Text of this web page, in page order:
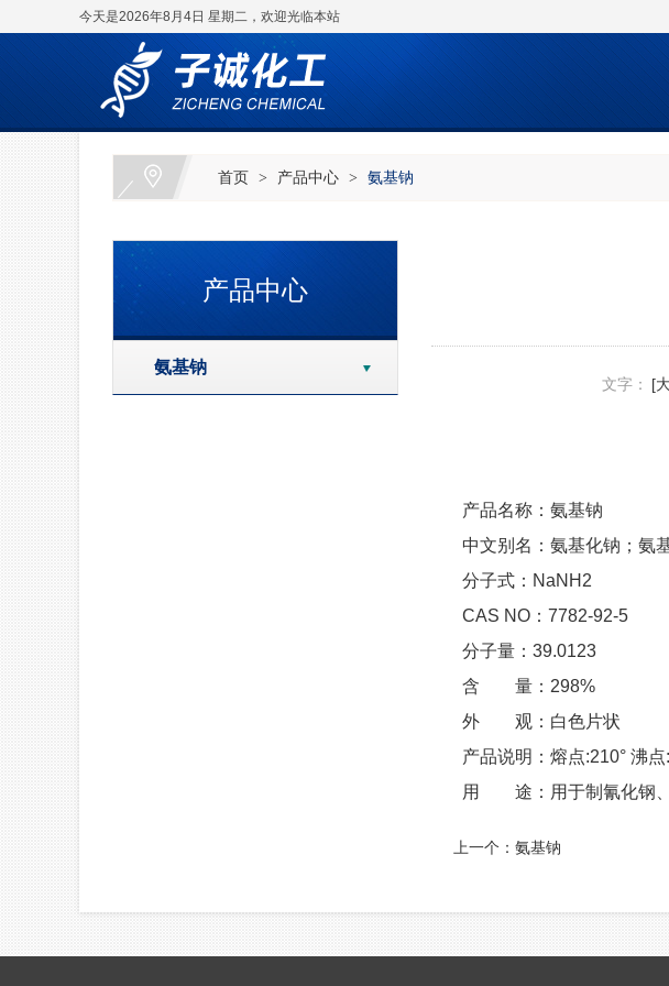
今天是2026年8月4日 星期二，欢迎光临本站
首页 > 产品中心 > 氨基钠
产品中心
氨基钠
文字： [
产品名称：氨基钠
中文别名：氨基化钠；氨
分子式：NaNH2
CAS NO：7782-92-5
分子量：39.0123
含 量：298%
外 观：白色片状
产品说明：熔点:210° 沸
用 途：用于制氰化钢、
上一个： 氨基钠